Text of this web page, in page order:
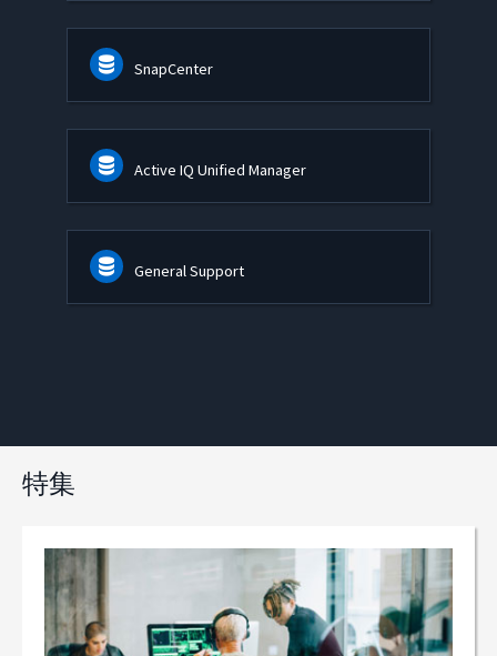
SnapCenter
Active IQ Unified Manager
General Support
特集